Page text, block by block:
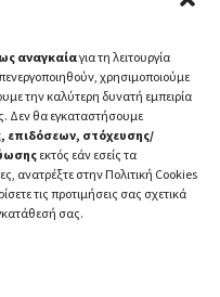
αναγκαίαγια τη λειτουργία
χρησιμοποιούμε
την καλύτερη δυνατή εμπειρία
Δεν θα εγκαταστήσουμε
επιδόσεων, στόχευσης/
εκτός εάν εσείς τα
ανατρέξτε στην Πολιτική Cookies
τις προτιμήσεις σας σχετικά
σας.